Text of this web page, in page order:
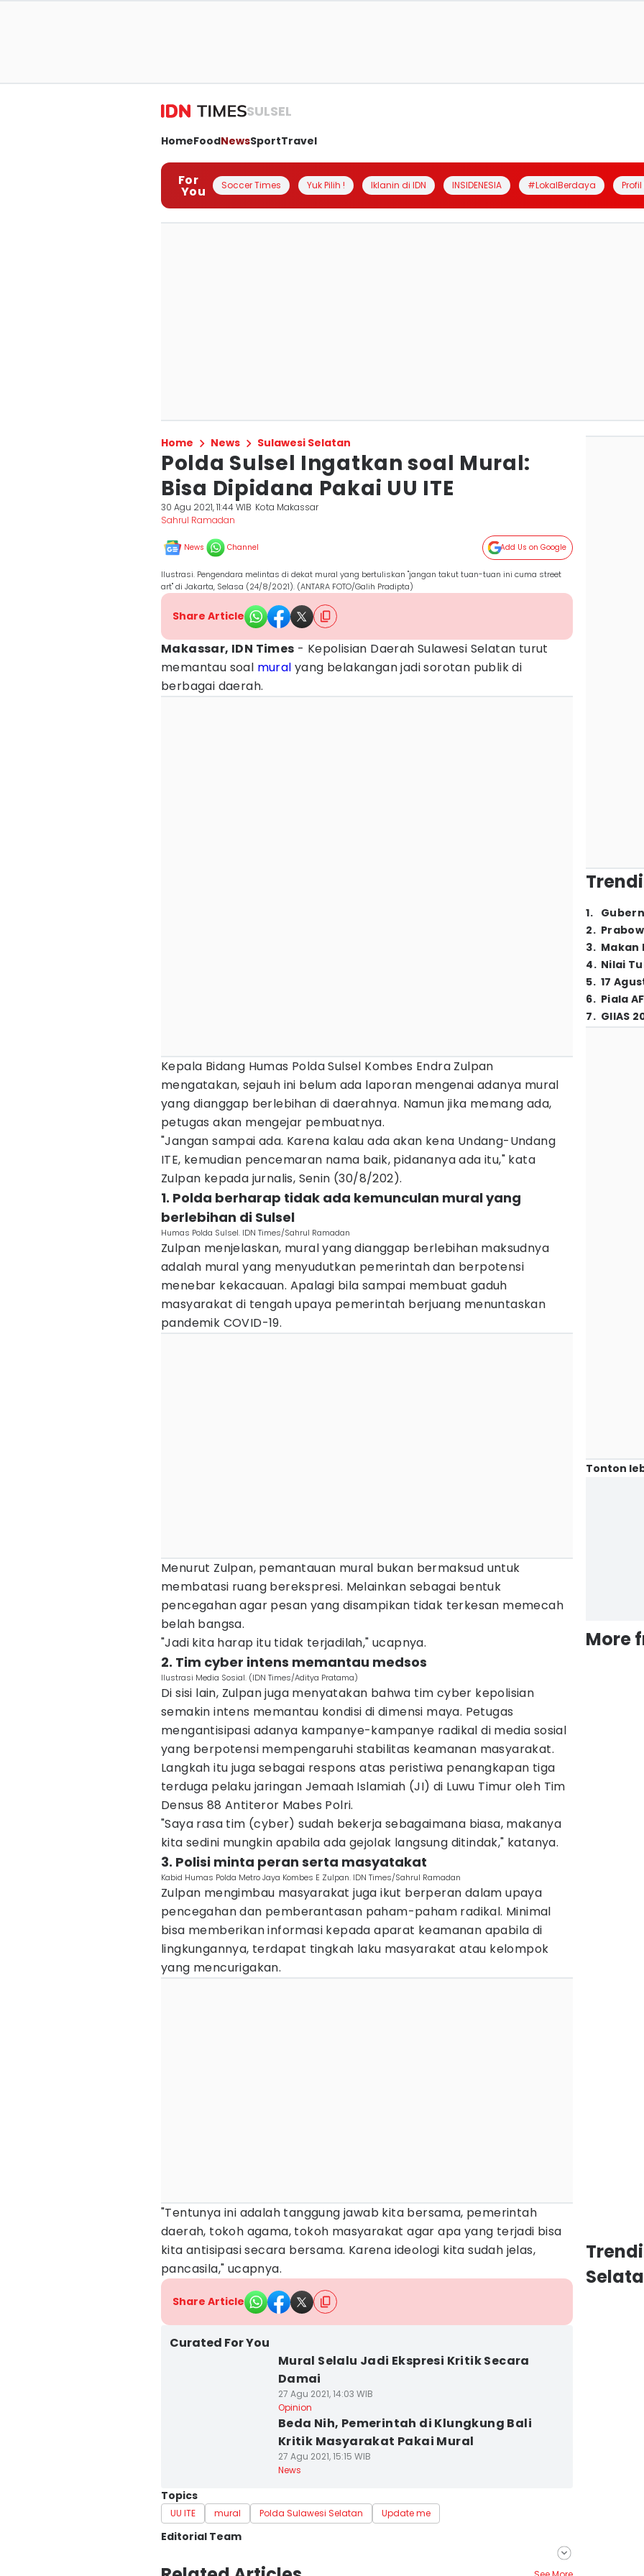
SULSEL
HomeFoodNewsSportTravel
For
You Soccer Times Yuk Pilih ! Iklanin di IDN INSIDENESIA #LokalBerdaya
Home News Sulawesi Selatan
Polda Sulsel Ingatkan soal Mural:
Bisa Dipidana Pakai UU ITE
30 Agu 2021, 11:44 WIB Kota Makassar
Sahrul Ramadan
News Channel Add Us on Google
Ilustrasi. Pengendara melintas di dekat mural yang bertuliskan "jangan takut tuan-tuan ini cuma street
art" di Jakarta, Selasa (24/8/2021). (ANTARA FOTO/Galih Pradipta)
Share Article
Makassar, IDN Times - Kepolisian Daerah Sulawesi Selatan turut
memantau soal mural yang belakangan jadi sorotan publik di
berbagai daerah.
Kepala Bidang Humas Polda Sulsel Kombes Endra Zulpan
mengatakan, sejauh ini belum ada laporan mengenai adanya mural
yang dianggap berlebihan di daerahnya. Namun jika memang ada,
petugas akan mengejar pembuatnya.
"Jangan sampai ada. Karena kalau ada akan kena Undang-Undang
ITE, kemudian pencemaran nama baik, pidananya ada itu," kata
Zulpan kepada jurnalis, Senin (30/8/202).
1. Polda berharap tidak ada kemunculan mural yang
berlebihan di Sulsel
Humas Polda Sulsel. IDN Times/Sahrul Ramadan
Zulpan menjelaskan, mural yang dianggap berlebihan maksudnya
adalah mural yang menyudutkan pemerintah dan berpotensi
menebar kekacauan. Apalagi bila sampai membuat gaduh
masyarakat di tengah upaya pemerintah berjuang menuntaskan
pandemik COVID-19.
Menurut Zulpan, pemantauan mural bukan bermaksud untuk
membatasi ruang berekspresi. Melainkan sebagai bentuk
pencegahan agar pesan yang disampikan tidak terkesan memecah
belah bangsa.
"Jadi kita harap itu tidak terjadilah," ucapnya.
2. Tim cyber intens memantau medsos
Ilustrasi Media Sosial. (IDN Times/Aditya Pratama)
Di sisi lain, Zulpan juga menyatakan bahwa tim cyber kepolisian
semakin intens memantau kondisi di dimensi maya. Petugas
mengantisipasi adanya kampanye-kampanye radikal di media sosial
yang berpotensi mempengaruhi stabilitas keamanan masyarakat.
Langkah itu juga sebagai respons atas peristiwa penangkapan tiga
terduga pelaku jaringan Jemaah Islamiah (JI) di Luwu Timur oleh Tim
Densus 88 Antiteror Mabes Polri.
"Saya rasa tim (cyber) sudah bekerja sebagaimana biasa, makanya
kita sedini mungkin apabila ada gejolak langsung ditindak," katanya.
3. Polisi minta peran serta masyatakat
Kabid Humas Polda Metro Jaya Kombes E Zulpan. IDN Times/Sahrul Ramadan
Zulpan mengimbau masyarakat juga ikut berperan dalam upaya
pencegahan dan pemberantasan paham-paham radikal. Minimal
bisa memberikan informasi kepada aparat keamanan apabila di
lingkungannya, terdapat tingkah laku masyarakat atau kelompok
yang mencurigakan.
"Tentunya ini adalah tanggung jawab kita bersama, pemerintah
daerah, tokoh agama, tokoh masyarakat agar apa yang terjadi bisa
kita antisipasi secara bersama. Karena ideologi kita sudah jelas,
pancasila," ucapnya.
Share Article
Curated For You
Mural Selalu Jadi Ekspresi Kritik Secara
Damai
27 Agu 2021, 14:03 WIB
Opinion
Beda Nih, Pemerintah di Klungkung Bali
Kritik Masyarakat Pakai Mural
27 Agu 2021, 15:15 WIB
News
Topics
UU ITE mural Polda Sulawesi Selatan Update me
Editorial Team
Editor
1.
2.
3. Makan
4. Nilai
5. 17
6. Piala
7. GIIAS
Tonton
More